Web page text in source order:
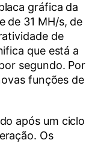
gráfica da
de 31 MH/s, de
de
que está a
segundo. Por
funções de
após um ciclo
Os